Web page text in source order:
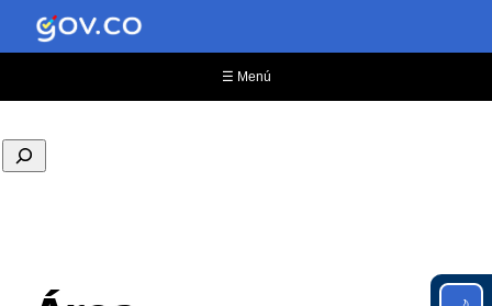
contenido
☰ Menú